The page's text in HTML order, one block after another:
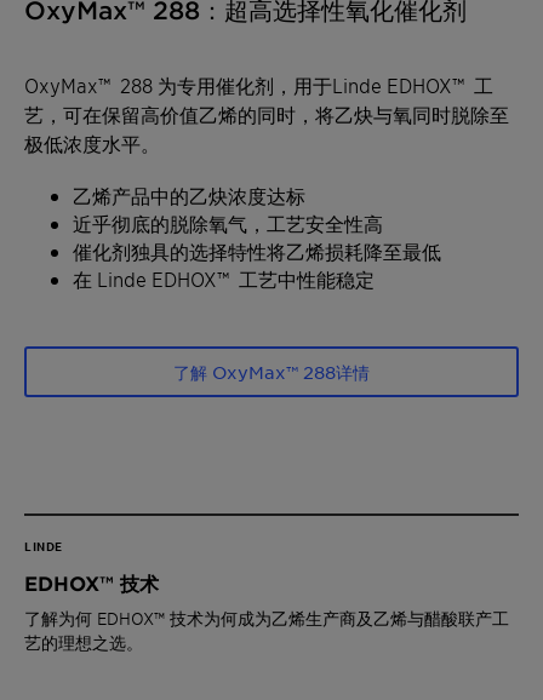
OxyMax™ 288：超高选择性氧化催化剂
OxyMax™ 288 为专用催化剂，用于Linde EDHOX™ 工
艺，可在保留高价值乙烯的同时，将乙炔与氧同时脱除至
极低浓度水平。
乙烯产品中的乙炔浓度达标
近乎彻底的脱除氧气，工艺安全性高
催化剂独具的选择特性将乙烯损耗降至最低
在 Linde EDHOX™ 工艺中性能稳定
了解 OxyMax™ 288详情
LINDE
EDHOX™ 技术
了解为何 EDHOX™ 技术为何成为乙烯生产商及乙烯与醋酸联产工
艺的理想之选。